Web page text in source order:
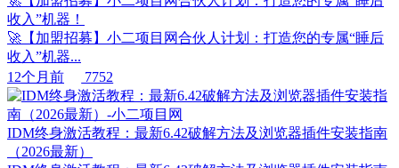
收入”机器！
🚀【加盟招募】小二项目网合伙人计划：打造您的专属“睡后
收入”机器...
12个月前
7752
IDM终身激活教程：最新6.42破解方法及浏览器插件安装指南
（2026最新）